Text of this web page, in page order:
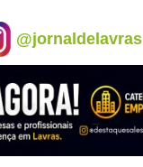
@jornaldelavras